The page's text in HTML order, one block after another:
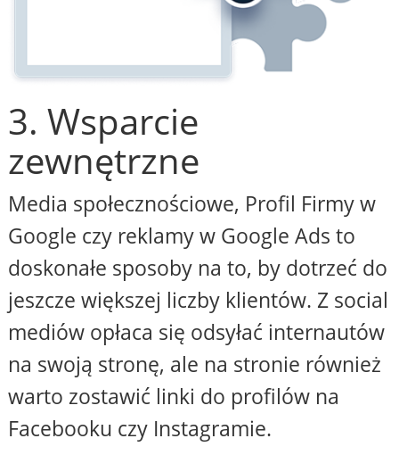
3. Wsparcie
zewnętrzne
Media społecznościowe, Profil Firmy w
Google czy reklamy w Google Ads to
doskonałe sposoby na to, by dotrzeć do
jeszcze większej liczby klientów. Z social
mediów opłaca się odsyłać internautów
na swoją stronę, ale na stronie również
warto zostawić linki do profilów na
Facebooku czy Instagramie.